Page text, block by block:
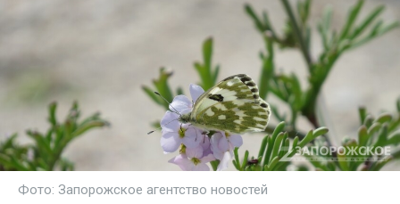
Фото: Запорожское агентство новостей